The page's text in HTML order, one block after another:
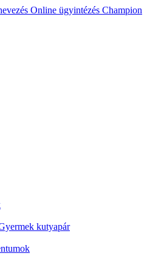
Online ügyintézés Champion
kutyapár